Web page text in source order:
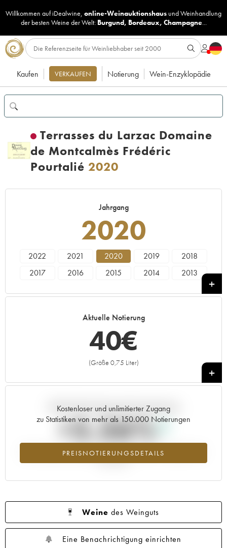
Willkommen auf iDealwine, online-Weinauktionshaus undWeinhandlung
der besten Weine der Welt: Burgund, Bordeaux, Champagne...
Kaufen VERKAUFEN Notierung Wein-Enzyklopädie
Terrasses du Larzac Domaine
de Montcalmès Frédéric
Pourtalié 2020
Jahrgang
2020
2022 2021 2020 2019
2018
2017
2016 2015 2014
2013
2001 2000 1999
Aktuelle Notierung
40€
(Größe 0,75 Liter)
+
Kostenloser und unlimitierter Zugang
zu Statistiken von mehr als 150.000 Notierungen
PREISNOTIERUNGSDETAILS
Aktuelle Entwicklung der Preisnotierung
+5.56%
Preisanstiegs des Jahrgangs 2020 im Jahr 2026 im Vergleich zum
Weine des Weinguts
Eine Benachrichtigung einrichten